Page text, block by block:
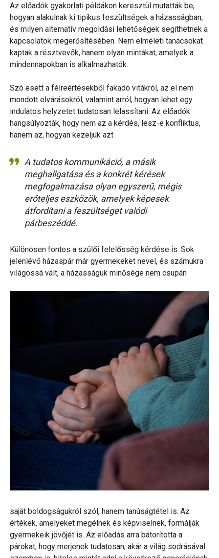
Az előadók gyakorlati példákon keresztül mutatták be,
hogyan alakulnak ki tipikus feszültségek a házasságban,
és milyen alternatív megoldási lehetőségek segíthetnek a
kapcsolatok megerősítésében. Nem elméleti tanácsokat
kaptak a résztvevők, hanem olyan mintákat, amelyek a
mindennapokban is alkalmazhatók.
Szó esett a félreértésekből fakadó vitákról, az el nem
mondott elvárásokról, valamint arról, hogyan lehet egy
indulatos helyzetet tudatosan lelassítani. Az előadók
hangsúlyozták, hogy nem az a kérdés, lesz-e konfliktus,
hanem az, hogyan kezeljük azt.
A tudatos kommunikáció, a másik
meghallgatása és a konkrét kérések
megfogalmazása olyan egyszerű, mégis
erőteljes eszközök, amelyek képesek
átfordítani a feszültséget valódi
párbeszéddé.
Különösen fontos a szülői felelősség kérdése is. Sok
jelenlévő házaspár már gyermekeket nevel, és számukra
világossá vált, a házasságuk minősége nem csupán
saját boldogságukról szól, hanem tanúságtétel is. Az
értékek, amelyeket megélnek és képviselnek, formálják
gyermekeik jövőjét is. Az előadás arra bátorította a
párokat, hogy merjenek tudatosan, akár a világ sodrásával